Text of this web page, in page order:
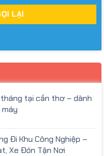
tại cần thơ – dành
Đi Khu Công Nghiệp –
Xe Đón Tận Nơi